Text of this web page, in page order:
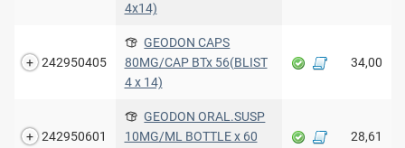
4x14)
242950405
GEODON CAPS
80MG/CAP BTx 56(BLIST
4 x 14)
34,00
242950601
GEODON ORAL.SUSP
10MG/ML BOTTLE x 60
28,61